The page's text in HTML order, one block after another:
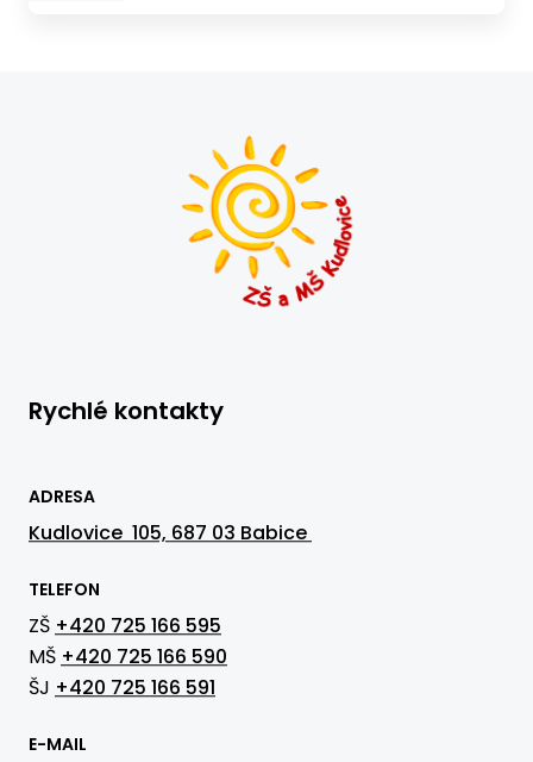
Rychlé kontakty
ADRESA
Kudlovice 105, 687 03 Babice
TELEFON
ZŠ +420 725 166 595
MŠ +420 725 166 590
ŠJ +420 725 166 591
E-MAIL